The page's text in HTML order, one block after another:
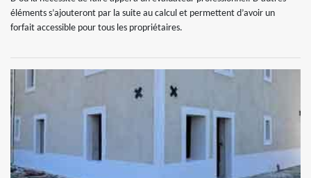
éléments s’ajouteront par la suite au calcul et permettent d’avoir un
forfait accessible pour tous les propriétaires.